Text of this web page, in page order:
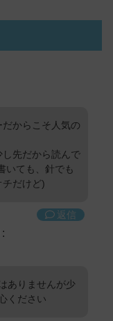
からこそ人気の
先だから読んで
いても、針でも
だけど)
返信
ありませんが少
ください